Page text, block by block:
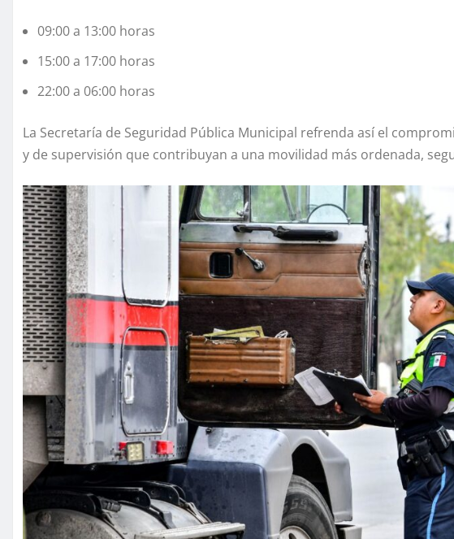
09:00 a 13:00 horas
15:00 a 17:00 horas
22:00 a 06:00 horas
La Secretaría de Seguridad Pública Municipal refrenda así el
y de supervisión que contribuyan a una movilidad más ordenada,